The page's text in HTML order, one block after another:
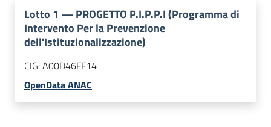
Lotto 1 — PROGETTO P.I.P.P.I (Programma di
Intervento Per la Prevenzione
dell'Istituzionalizzazione)
CIG:A00D46FF14
OpenData ANAC